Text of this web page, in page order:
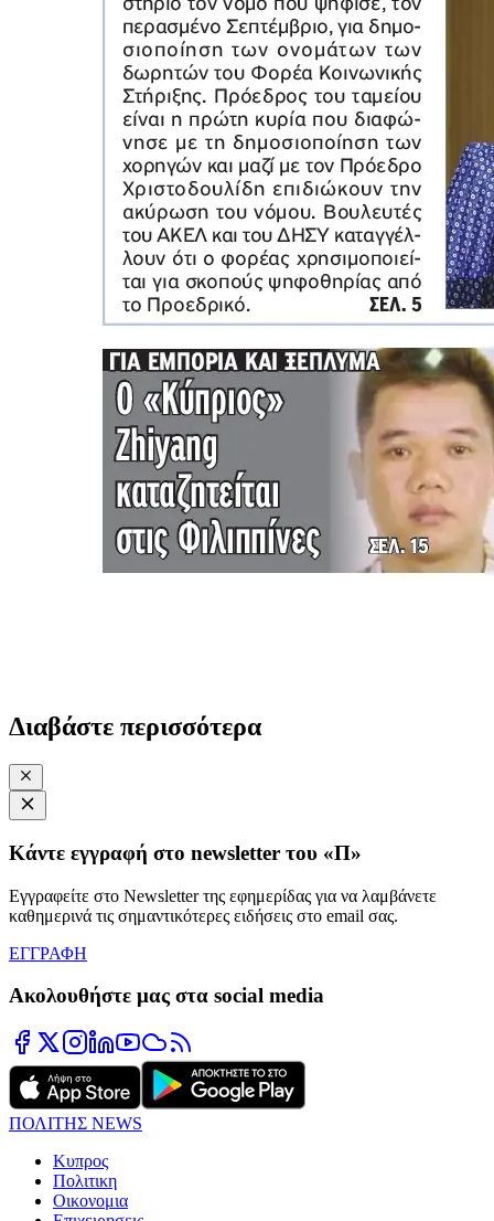
Διαβάστε περισσότερα
Κάντε εγγραφή στο newsletter του «Π»
Εγγραφείτε στο Newsletter της εφημερίδας για να λαμβάνετε
καθημερινά τις σημαντικότερες ειδήσεις στο email σας.
ΕΓΓΡΑΦΗ
Ακολουθήστε μας στα social media
ΠΟΛΙΤΗΣ NEWS
Κυπρος
Πολιτικη
Οικονομια